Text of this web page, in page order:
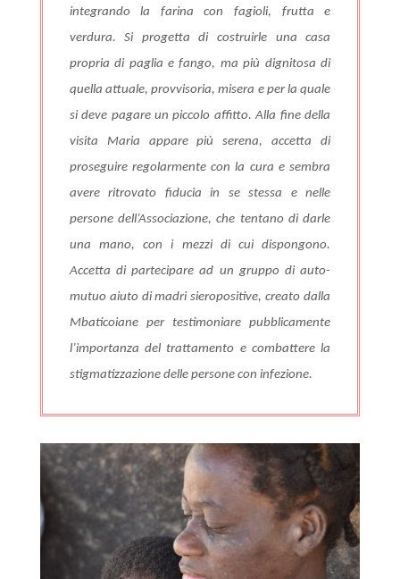
integrando la farina con fagioli, frutta e
verdura. Si progetta di costruirle una casa
propria di paglia e fango, ma più dignitosa di
quella attuale, provvisoria, misera e per la quale
si deve pagare un piccolo affitto. Alla fine della
visita Maria appare più serena, accetta di
proseguire regolarmente con la cura e sembra
avere ritrovato fiducia in se stessa e nelle
persone dell’Associazione, che tentano di darle
una mano, con i mezzi di cui dispongono.
Accetta di partecipare ad un gruppo di auto-
mutuo aiuto di madri sieropositive, creato dalla
Mbaticoiane per testimoniare pubblicamente
l’importanza del trattamento e combattere la
stigmatizzazione delle persone con infezione.